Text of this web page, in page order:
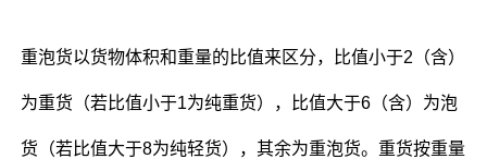
重泡货以货物体积和重量的比值来区分，比值小于2（含）
为重货（若比值小于1为纯重货），比值大于6（含）为泡
货（若比值大于8为纯轻货），其余为重泡货。重货按重量